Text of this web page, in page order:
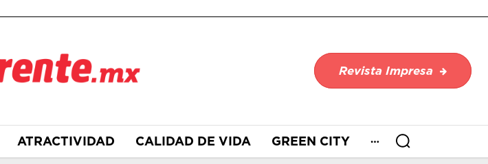
Revista Impresa
ATRACTIVIDAD CALIDAD DE VIDA GREEN CITY